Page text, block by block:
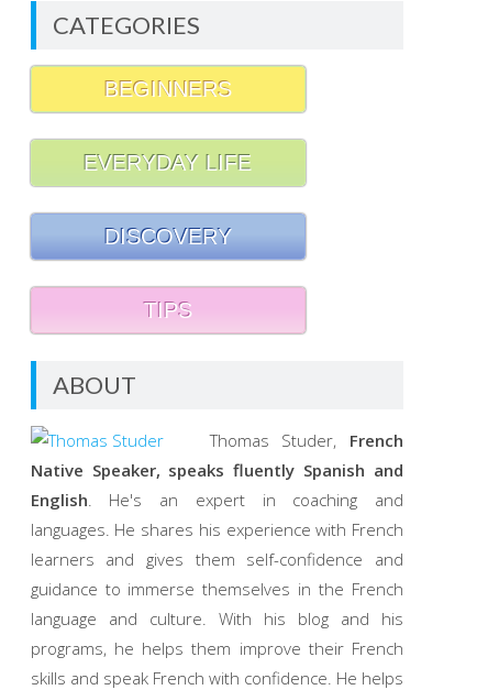
CATEGORIES
BEGINNERS
EVERYDAY LIFE
DISCOVERY
TIPS
ABOUT
Thomas Studer, French
Native Speaker, speaks fluently Spanish and
English. He's an expert in coaching and
languages. He shares his experience with French
learners and gives them self-confidence and
guidance to immerse themselves in the French
language and culture. With his blog and his
programs, he helps them improve their French
skills and speak French with confidence. He helps